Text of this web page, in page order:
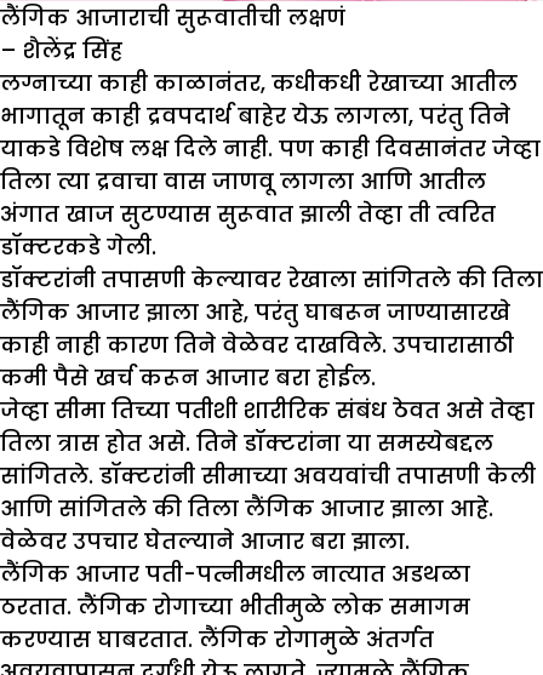
लैंगिक आजाराची सुरूवातीची लक्षणं
– शैलेंद्र सिंह
लग्नाच्या काही काळानंतर, कधीकधी रेखाच्या आतील
भागातून काही द्रवपदार्थ बाहेर येऊ लागला, परंतु तिने
याकडे विशेष लक्ष दिले नाही. पण काही दिवसानंतर जेव्हा
तिला त्या द्रवाचा वास जाणवू लागला आणि आतील
अंगात खाज सुटण्यास सुरूवात झाली तेव्हा ती त्वरित
डॉक्टरकडे गेली.
डॉक्टरांनी तपासणी केल्यावर रेखाला सांगितले की तिला
लैंगिक आजार झाला आहे, परंतु घाबरून जाण्यासारखे
काही नाही कारण तिने वेळेवर दाखविले. उपचारासाठी
कमी पैसे खर्च करून आजार बरा होईल.
जेव्हा सीमा तिच्या पतीशी शारीरिक संबंध ठेवत असे तेव्हा
तिला त्रास होत असे. तिने डॉक्टरांना या समस्येबद्दल
सांगितले. डॉक्टरांनी सीमाच्या अवयवांची तपासणी केली
आणि सांगितले की तिला लैंगिक आजार झाला आहे.
वेळेवर उपचार घेतल्याने आजार बरा झाला.
लैंगिक आजार पती-पत्नीमधील नात्यात अडथळा
ठरतात. लैंगिक रोगाच्या भीतीमुळे लोक समागम
करण्यास घाबरतात. लैंगिक रोगामुळे अंतर्गत